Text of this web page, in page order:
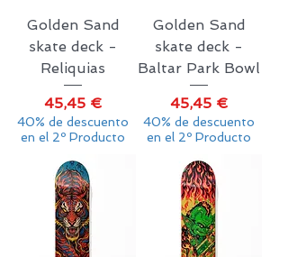
Golden Sand
skate deck -
Reliquias
Precio
45,45 €
40% de descuento
en el 2º Producto
Golden Sand
skate deck -
Baltar Park Bowl
Precio
45,45 €
40% de descuento
en el 2º Producto